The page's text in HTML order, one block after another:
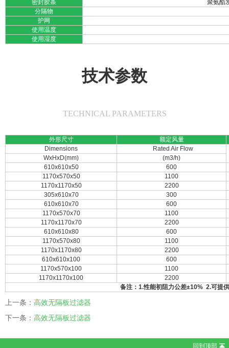
密封胶条
聚氨酯
分隔物
护网
使用温度
使用湿度
技术参数
TECHNICAL PARAMETERS
外形尺寸
额定风量
Dimensions
Rated Air Flow
WxHxD(mm)
(m3/h)
610x610x50
600
1170x570x50
1100
1170x1170x50
2200
305x610x70
300
610x610x70
600
1170x570x70
1100
1170x1170x70
2200
610x610x80
600
1170x570x80
1100
1170x1170x80
2200
610x610x100
600
1170x570x100
1100
1170x1170x100
2200
备注：1.性能初阻力公差±10% 2.可提
上一条： 高效无隔板过滤器
下一条： 高效无隔板过滤器
回到顶部